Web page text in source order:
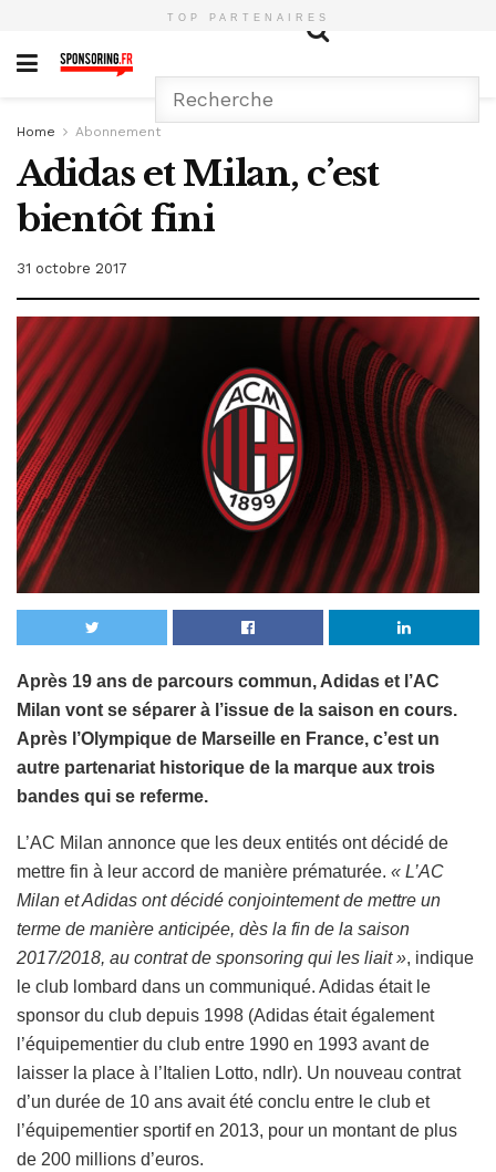
TOP PARTENAIRES
Home Abonnement
Adidas et Milan, c’est
bientôt fini
31 octobre 2017
Après 19 ans de parcours commun, Adidas et l’AC
Milan vont se séparer à l’issue de la saison en cours.
Après l’Olympique de Marseille en France, c’est un
autre partenariat historique de la marque aux trois
bandes qui se referme.
L’AC Milan annonce que les deux entités ont décidé de
mettre fin à leur accord de manière prématurée. « L’AC
Milan et Adidas ont décidé conjointement de mettre un
terme de manière anticipée, dès la fin de la saison
2017/2018, au contrat de sponsoring qui les liait », indique
le club lombard dans un communiqué. Adidas était le
sponsor du club depuis 1998 (Adidas était également
l’équipementier du club entre 1990 en 1993 avant de
laisser la place à l’Italien Lotto, ndlr). Un nouveau contrat
d’un durée de 10 ans avait été conclu entre le club et
l’équipementier sportif en 2013, pour un montant de plus
de 200 millions d’euros.